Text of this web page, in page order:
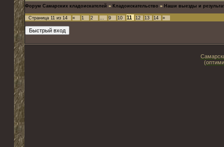
Форум Самарских кладоискателей » Кладоискательство » Наши выезды и
Страница 11 из 14 « 1 2 … 9 10 11 12 13 14 »